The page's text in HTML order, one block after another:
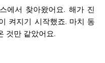
에서 찾아왔어요. 해가 진
켜지기 시작했죠. 마치 동
것만 같았어요.